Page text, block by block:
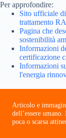
Per approfondire:
Sito ufficiale
trattamento
Pagina che
sostenibilità
Informazioni
certificazione
Informazioni
l'energia
Articolo e
dell’essere
poca o scarsa